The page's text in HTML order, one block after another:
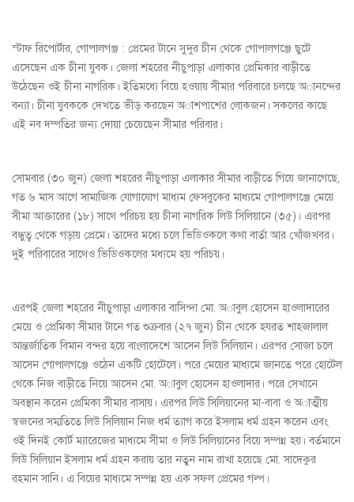
স্টাফ রিপোর্টার, গোপালগঞ্জ : প্রেমের টানে সুদুর চীন থেকে গোপালগঞ্জে ছুটে
এসেছেন এক চীনা যুবক। জেলা শহরের নীচুপাড়া এলাকার প্রেমিকার বাড়ীতে
উঠেছেন ওই চীনা নাগরিক। ইতিমধ্যে বিয়ে হওয়ায় সীমার পরিবারে চলছে অানন্দের
বন্যা। চীনা যুবককে দেখতে ভীড় করছেন অাশপাশের লোকজন। সকলের কাছে
এই নব দম্পতির জন্য দোয়া চেয়েছেন সীমার পরিবার।
সোমবার (৩০ জুন) জেলা শহরের নীচুপাড়া এলাকার সীমার বাড়ীতে গিয়ে জানাগেছে,
গত ৬ মাস আগে সামাজিক যোগাযোগ মাধ্যম ফেসবুকের মাধ্যমে গোপালগঞ্জে মেয়ে
সীমা আক্তারের (১৮) সাথে পরিচয় হয় চীনা নাগরিক লিউ সি‌লিয়ানে (৩৫)। এরপর
বন্ধুত্ব থেকে গড়ায় প্রেমে। তাদের মধ্যে চলে ভিডিওকলে কথা বার্তা আর খোঁজখবর।
দুই পরিবারের সাথেও ভিডিওকলের মধ্যমে হয় পরিচয়।
এরপই জেলা শহরের নীচুপাড়া এলাকার বাসিন্দা মো. অাবুল হোসেন হাওলাদারের
মেয়ে ও প্রেমিকা সীমার টানে গত শুক্রবার (২৭ জুন) চীন থেকে হযরত শাহজালাল
আন্তর্জাতিক বিমান বন্দর হয়ে বাংলাদেশে আসেন লিউ সি‌লিয়ান। এরপর সোজা চলে
আসেন গোপালগঞ্জে ওঠেন একটি হোটেলে। পরে মেয়ের মাধ্যমে জানতে পরে হোটেল
থেকে নিজ বাড়ীতে নিয়ে আসেন মো. অাবুল হোসেন হাওলাদার। পরে সেখানে
অবস্থান করেন প্রেমিকা সীমার বাসায়। এরপর লিউ সি‌লিয়ানের মা-বাবা ও অাত্মীয়
স্বজনের সম্ম‌তিতে লিউ সি‌লিয়ান নিজ ধর্ম ত্যাগ করে ইসলাম ধর্ম গ্রহন করেন এবং
ওই দিনই কোর্ট ম্যারেজের মাধ্যমে সীমা ও লিউ সিলিয়ানের বিয়ে সম্পন্ন হয়। বর্তমানে
লিউ সি‌লিয়ান ইসলাম ধর্ম গ্রহন করায় তার নতুন নাম রাখা হয়েছে মো. সাদেকুর
রহমান সানি। এ বিয়ের মাধ্যমে সম্পন্ন হয় এক সফল প্রেমের গল্প।